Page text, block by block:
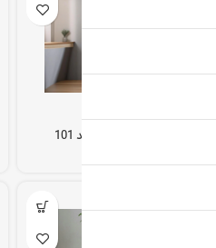
استند هرمی شکل کد 101